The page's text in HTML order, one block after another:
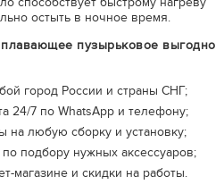
остыть в ночное время.
пузырьковое выгодно
город России и страны СНГ;
24/7 по WhatsApp и телефону;
на любую сборку и установку;
по подбору нужных аксессуаров;
магазине и скидки на работы.